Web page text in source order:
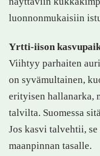
luonnonmukaisiin
Yrtti-iison
Viihtyy parhaiten
on syvämultainen,
erityisen hallanarka,
talvilta. Suomessa
Jos kasvi talvehtii,
maanpinnan tasalle.